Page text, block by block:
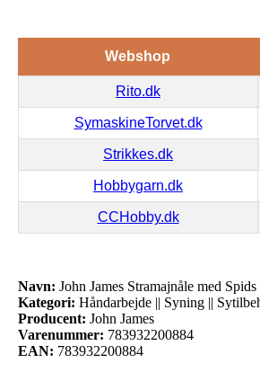
Webshop
Rito.dk
SymaskineTorvet.dk
Strikkes.dk
Hobbygarn.dk
CCHobby.dk
Navn: John James Stramajnåle med
Kategori: Håndarbejde || Syning ||
Producent: John James
Varenummer: 783932200884
EAN: 783932200884